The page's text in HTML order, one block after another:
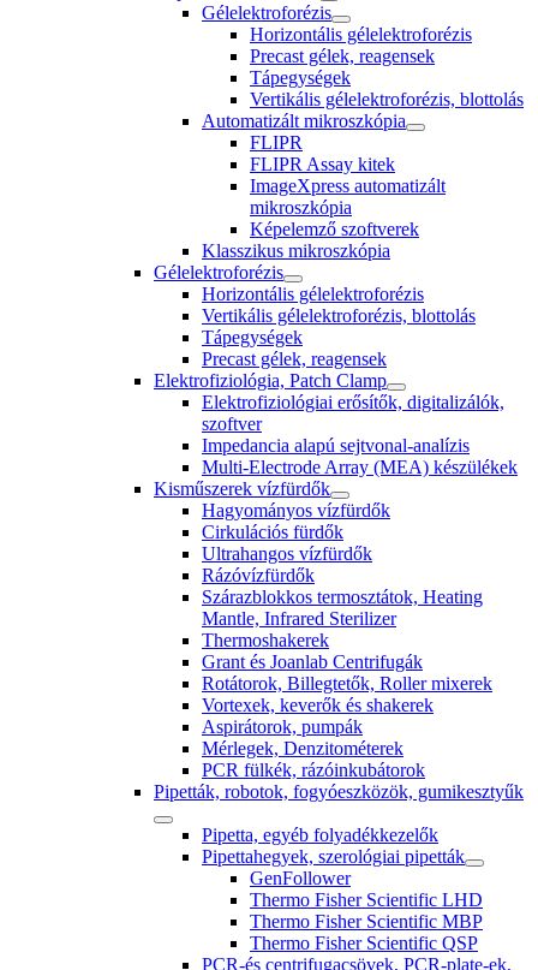
Gélelektroforézis
Horizontális gélelektroforézis
Precast gélek, reagensek
Tápegységek
Vertikális gélelektroforézis, blottolás
Automatizált mikroszkópia
FLIPR
FLIPR Assay kitek
ImageXpress automatizált
mikroszkópia
Képelemző szoftverek
Klasszikus mikroszkópia
Gélelektroforézis
Horizontális gélelektroforézis
Vertikális gélelektroforézis, blottolás
Tápegységek
Precast gélek, reagensek
Elektrofiziológia, Patch Clamp
Elektrofiziológiai erősítők, digitalizálók,
szoftver
Impedancia alapú sejtvonal-analízis
Multi-Electrode Array (MEA) készülékek
Kisműszerek vízfürdők
Hagyományos vízfürdők
Cirkulációs fürdők
Ultrahangos vízfürdők
Rázóvízfürdők
Szárazblokkos termosztátok, Heating
Mantle, Infrared Sterilizer
Thermoshakerek
Grant és Joanlab Centrifugák
Rotátorok, Billegtetők, Roller mixerek
Vortexek, keverők és shakerek
Aspirátorok, pumpák
Mérlegek, Denzitométerek
PCR fülkék, rázóinkubátorok
Pipetták, robotok, fogyóeszközök, gumikesztyűk
Pipetta, egyéb folyadékkezelők
Pipettahegyek, szerológiai pipetták
GenFollower
Thermo Fisher Scientific LHD
Thermo Fisher Scientific MBP
Thermo Fisher Scientific QSP
PCR-és centrifugacsövek, PCR-plate-ek,